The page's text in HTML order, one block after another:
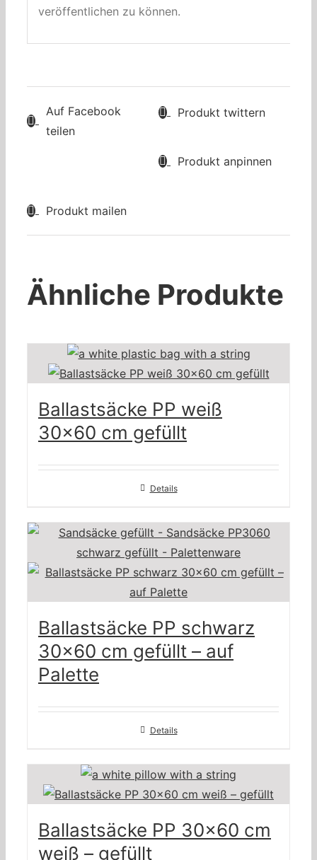
veröffentlichen zu können.
Auf Facebook
teilen
Produkt twittern
Produkt anpinnen
Produkt mailen
Ähnliche Produkte
Ballastsäcke PP weiß
30×60 cm gefüllt
Details
Ballastsäcke PP schwarz
30×60 cm gefüllt – auf
Palette
Details
Ballastsäcke PP 30×60 cm
weiß – gefüllt